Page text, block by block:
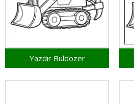
Yazdır Buldozer